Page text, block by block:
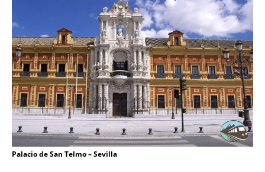
Palacio de San Telmo – Sevilla